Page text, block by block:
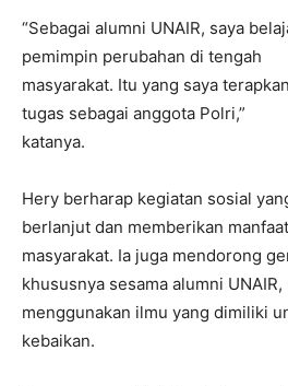
“Sebagai alumni UNAIR, saya
pemimpin perubahan di tengah
masyarakat. Itu yang saya
tugas sebagai anggota Polri,”
katanya.
Hery berharap kegiatan sosial
berlanjut dan memberikan
masyarakat. Ia juga mendorong
khususnya sesama alumni
menggunakan ilmu yang dimiliki
kebaikan.